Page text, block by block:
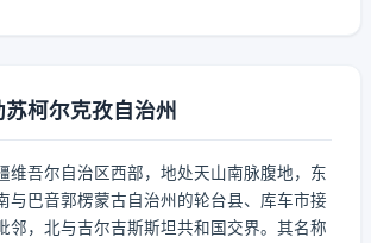
柯尔克孜自治州
维吾尔自治区西部，地处天山南脉腹地，东
与巴音郭楞蒙古自治州的轮台县、库车市接
邻，北与吉尔吉斯斯坦共和国交界。其名称